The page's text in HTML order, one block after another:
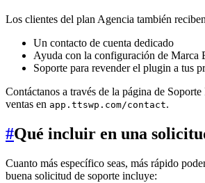
Los clientes del plan Agencia también
Un contacto de cuenta dedicado
Ayuda con la configuración de Marca
Soporte para revender el plugin a tus
Contáctanos a través de la página de
ventas en app.ttswp.com/contact.
#Qué incluir en una
Cuanto más específico seas, más rápido
buena solicitud de soporte incluye: